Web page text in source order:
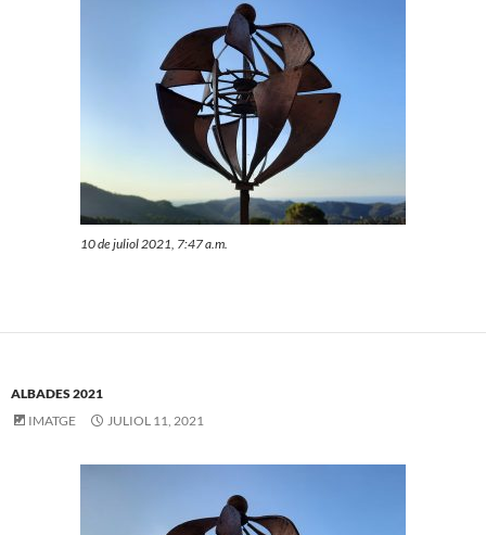
10 de juliol 2021, 7:47 a.m.
ALBADES 2021
IMATGE
JULIOL 11, 2021